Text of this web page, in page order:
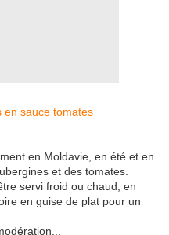
en Moldavie, en été et en
et des tomates.
servi froid ou chaud, en
en guise de plat pour un